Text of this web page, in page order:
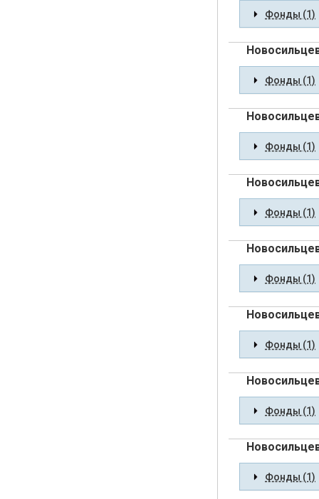
Фонды (1)
Фонды (1)
Фонды (1)
Фонды (1)
Фонды (1)
Фонды (1)
Фонды (1)
Фонды (1)